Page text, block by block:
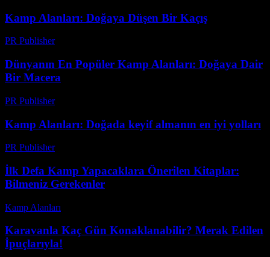
Kamp Alanları: Doğaya Düşen Bir Kaçış
PR Publisher-
Dünyanın En Popüler Kamp Alanları: Doğaya Dair
Bir Macera
PR Publisher-
Kamp Alanları: Doğada keyif almanın en iyi yolları
PR Publisher-
İlk Defa Kamp Yapacaklara Önerilen Kitaplar:
Bilmeniz Gerekenler
Kamp Alanları
Karavanla Kaç Gün Konaklanabilir? Merak Edilen
İpuçlarıyla!